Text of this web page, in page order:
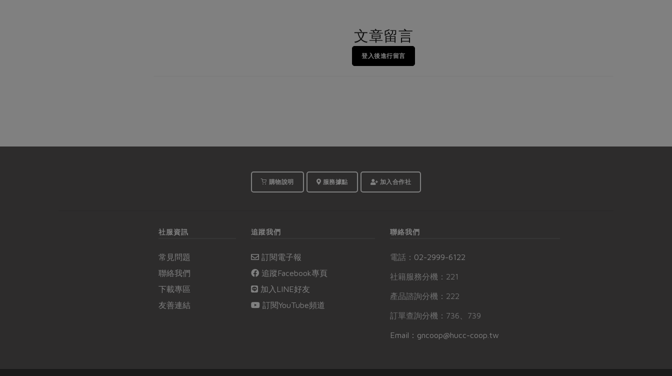
文章留言
登入後進行留言
購物說明 服務據點 加入合作社
社服資訊
常見問題
聯絡我們
下載專區
友善連結
追蹤我們
訂閱電子報
追蹤Facebook專頁
加入LINE好友
訂閱YouTube頻道
聯絡我們
電話： 02-2999-6122
社籍服務分機：221
產品諮詢分機：222
訂單查詢分機：736、739
Email：gncoop@hucc-coop.tw